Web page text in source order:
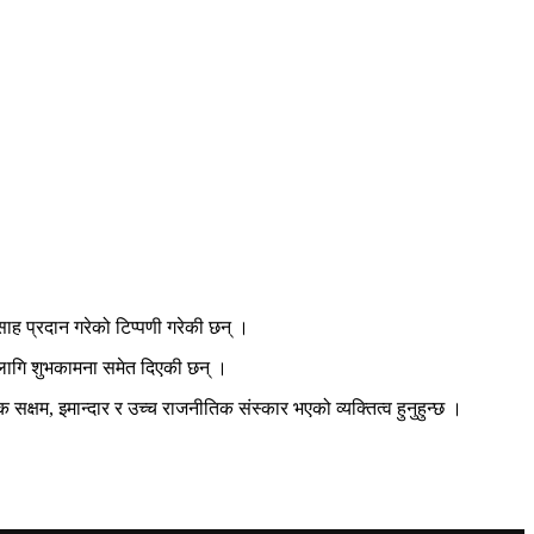
प्रदान गरेको टिप्पणी गरेकी छन् ।
शुभकामना समेत दिएकी छन् ।
सक्षम, इमान्दार र उच्च राजनीतिक संस्कार भएको व्यक्तित्व हुनुहुन्छ ।